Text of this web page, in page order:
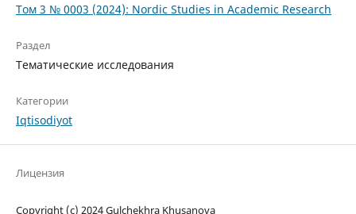
Том 3 № 0003 (2024): Nordic Studies in Academic Research
Раздел
Тематические исследования
Категории
Iqtisodiyot
Лицензия
Copyright (c) 2024 Gulchekhra Khusanova